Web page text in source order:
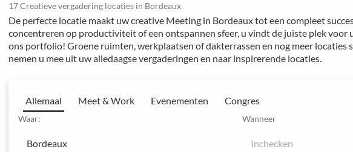
17 Creatieve vergadering locaties in Bordeaux
De perfecte locatie maakt uw creative Meeting in Bordeaux tot een compleet
concentreren op productiviteit of een ontspannen sfeer, u vindt de juiste plek voor
ons portfolio! Groene ruimten, werkplaatsen of dakterrassen en nog meer locaties
nemen u mee uit uw alledaagse vergaderingen en naar inspirerende locaties.
Allemaal Meet & Work Evenementen Congres
Waar: Wanneer